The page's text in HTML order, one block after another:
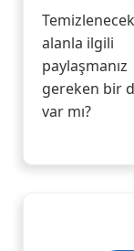
Temizlenecek
alanla ilgili
paylaşmanız
gereken bir
var mı?